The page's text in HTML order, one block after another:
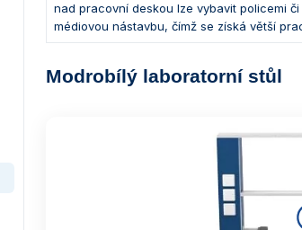
nad pracovní deskou lze vybavit policemi
médiovou nástavbu, čímž se získá větší
Modrobílý laboratorní stůl